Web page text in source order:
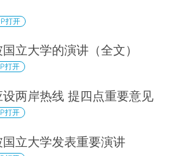
打开
立大学的演讲（全文）
打开
两岸热线 提四点重要意见
打开
立大学发表重要演讲